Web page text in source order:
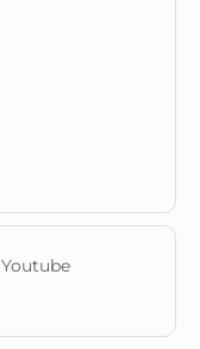
Youtube